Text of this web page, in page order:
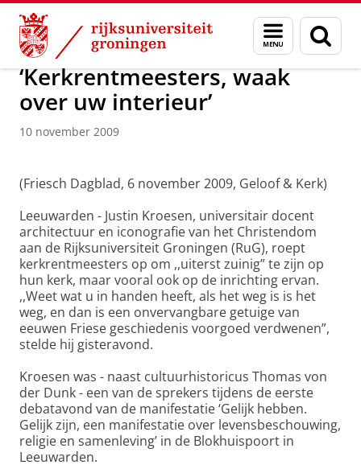
Skip
Content
Skip
Navigation
Menu
en
zoeken
Over ons Actueel Nieuws Nieuwsberichten
‘Kerkrentmeesters, waak
over uw interieur’
10 november 2009
(Friesch Dagblad, 6 november 2009, Geloof & Kerk)
Leeuwarden - Justin Kroesen, universitair docent
architectuur en iconografie van het Christendom
aan de Rijksuniversiteit Groningen (RuG), roept
kerkrentmeesters op om ,,uiterst zuinig” te zijn op
hun kerk, maar vooral ook op de inrichting ervan.
,,Weet wat u in handen heeft, als het weg is is het
weg, en dan is een onvervangbare getuige van
eeuwen Friese geschiedenis voorgoed verdwenen”,
stelde hij gisteravond.
Kroesen was - naast cultuurhistoricus Thomas von
der Dunk - een van de sprekers tijdens de eerste
debatavond van de manifestatie ‘Gelijk hebben.
Gelijk zijn, een manifestatie over levensbeschouwing,
religie en samenleving’ in de Blokhuispoort in
Leeuwarden.